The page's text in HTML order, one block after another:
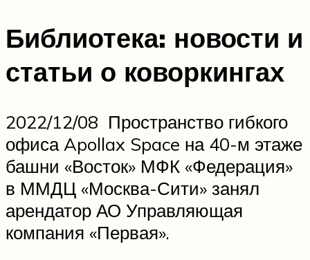
Библиотека: новости и
статьи о коворкингах
2022/12/08 Пространство гибкого
офиса Apollax Space на 40-м этаже
башни «Восток» МФК «Федерация»
в ММДЦ «Москва-Сити» занял
арендатор АО Управляющая
компания «Первая».